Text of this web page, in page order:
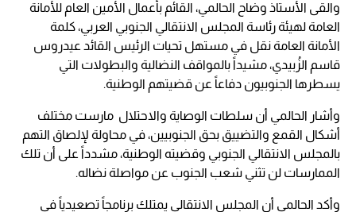
والقى الأستاذ وضاح الحالمي، القائم بأعمال الأمين العام للأمانة
العامة لهيئة رئاسة المجلس الانتقالي الجنوبي العربي، كلمة
الأمانة العامة نقل في مستهل تحيات الرئيس القائد عيدروس
قاسم الزُبيدي، مشيداً بالمواقف النضالية والبطولات التي
يسطرها الجنوبيون دفاعاً عن قضيتهم الوطنية.
وأشار الحالمي أن سلطات الوصاية والاحتلال مارست مختلف
أشكال القمع والتضييق بحق الجنوبيين، في محاولة لإلصاق التهم
بالمجلس الانتقالي الجنوبي وقضيته الوطنية، مشدداً على أن تلك
الممارسات لن تثني شعب الجنوب عن مواصلة نضاله.
وأكد الحالمي أن المجلس الانتقالي يمتلك برنامجاً تصعيدياً في